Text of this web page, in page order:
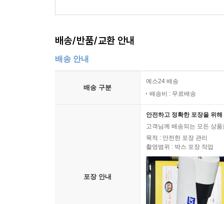
배송/반품/교환 안내
배송 안내
배송 구분
예스24 배송
배송비 : 무료배송
포장 안내
안전하고 정확한 포장을 위
고객님께 배송되는 모든 상
목적 : 안전한 포장 관리
촬영범위 : 박스 포장 작업